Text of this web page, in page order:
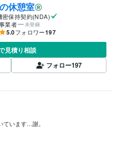
休憩室
密保持契約(NDA)
業者
未登録
5.0フォロワー197
見積り相談
フォロー197
ています…謝。